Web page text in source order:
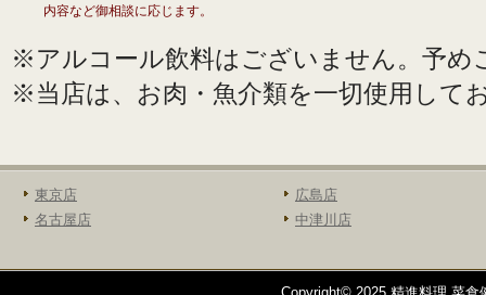
内容など御相談に応じます。
※アルコール飲料はございません。予め
※当店は、お肉・魚介類を一切使用して
東京店
名古屋店
広島店
中津川店